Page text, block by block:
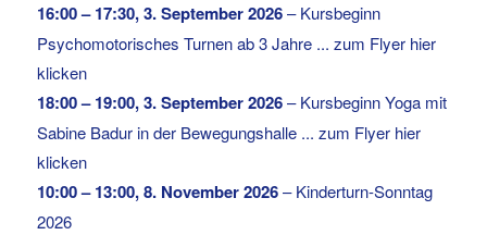
16:00– 17:30,3. September 2026–Kursbeginn
Psychomotorisches Turnen ab 3 Jahre ... zum Flyer hier
klicken
18:00– 19:00,3. September 2026–Kursbeginn Yoga mit
Sabine Badur in der Bewegungshalle ... zum Flyer hier
klicken
10:00– 13:00,8. November 2026–Kinderturn-Sonntag
2026